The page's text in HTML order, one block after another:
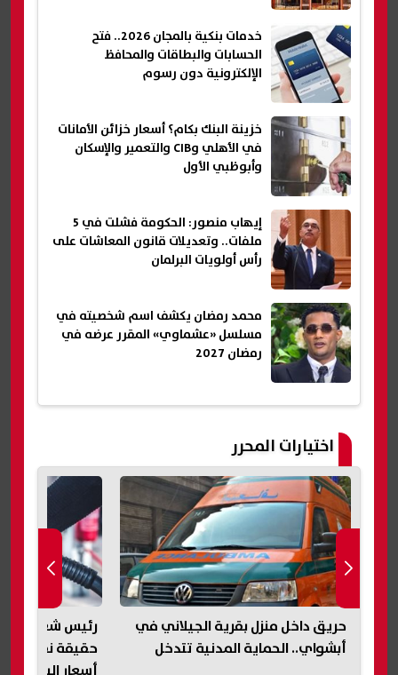
خدمات بنكية بالمجان 2026.. فتح
الحسابات والبطاقات والمحافظ
الإلكترونية دون رسوم
خزينة البنك بكام؟ أسعار خزائن الأمانات
في الأهلي وCIB والتعمير والإسكان
وأبوظبي الأول
إيهاب منصور: الحكومة فشلت في 5
ملفات.. وتعديلات قانون المعاشات على
رأس أولويات البرلمان
محمد رمضان يكشف اسم شخصيته في
مسلسل «عشماوي» المقرر عرضه في
رمضان 2027
اختيارات المحرر
رئيس شعبة المواد البترولية يكشف
حقيقة نقص الوقود وموعد تحريك
غاز؟